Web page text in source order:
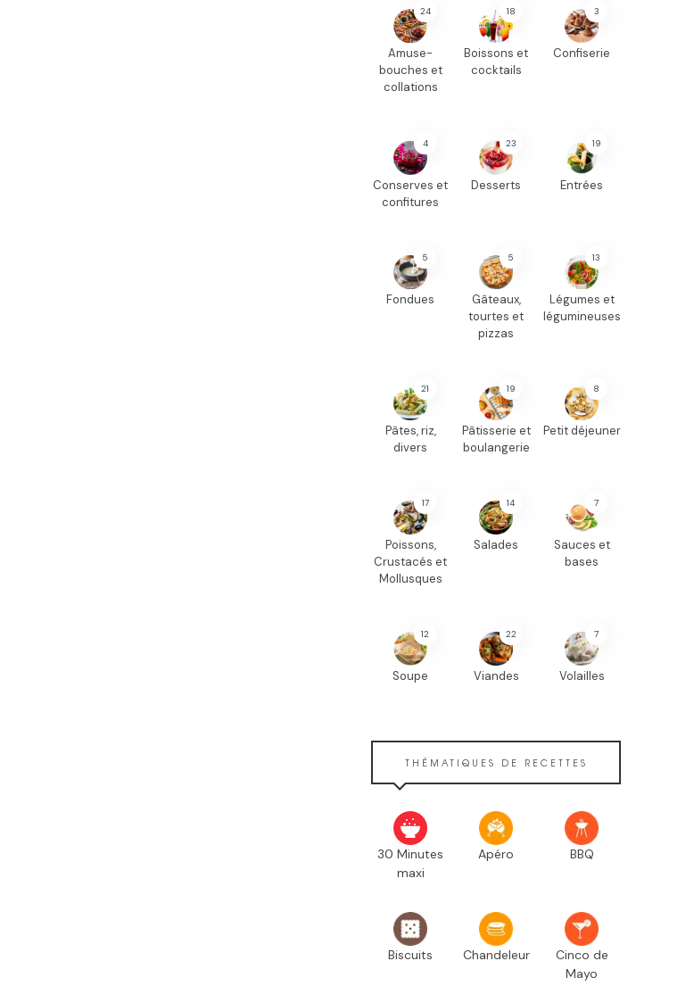
24
Amuse-
bouches et
collations
18
Boissons et
cocktails
3
Confiserie
4
Conserves et
confitures
23
Desserts
19
Entrées
5
Fondues
5
Gâteaux,
tourtes et
pizzas
13
Légumes et
légumineuses
21
Pâtes, riz,
divers
19
Pâtisserie et
boulangerie
8
Petit déjeuner
17
Poissons,
Crustacés et
Mollusques
14
Salades
7
Sauces et
bases
12
Soupe
22
Viandes
7
Volailles
THÉMATIQUES DE RECETTES
30 Minutes
maxi
Apéro BBQ
Biscuits Chandeleur
Cinco de
Mayo